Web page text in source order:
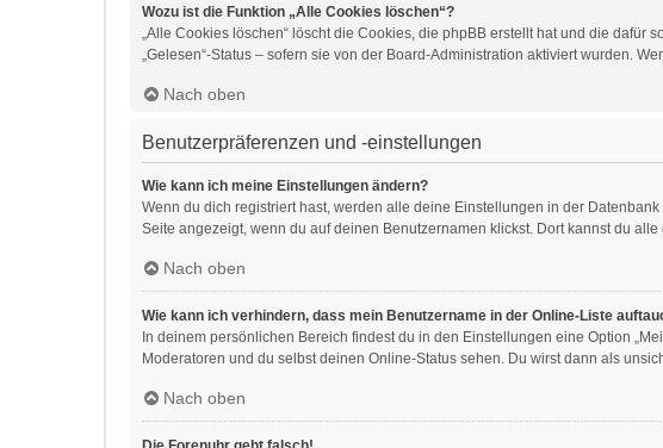
Wozu ist die Funktion „Alle Cookies löschen“?
„Alle Cookies löschen“ löscht die Cookies, die phpBB erstellt hat und die
„Gelesen“-Status – sofern sie von der Board-Administration aktiviert wurden.
Nach oben
Benutzerpräferenzen und -einstellungen
Wie kann ich meine Einstellungen ändern?
Wenn du dich registriert hast, werden alle deine Einstellungen in der
Seite angezeigt, wenn du auf deinen Benutzernamen klickst. Dort kannst du
Nach oben
Wie kann ich verhindern, dass mein Benutzername in der Online-Liste
In deinem persönlichen Bereich findest du in den Einstellungen eine Option
Moderatoren und du selbst deinen Online-Status sehen. Du wirst dann als
Nach oben